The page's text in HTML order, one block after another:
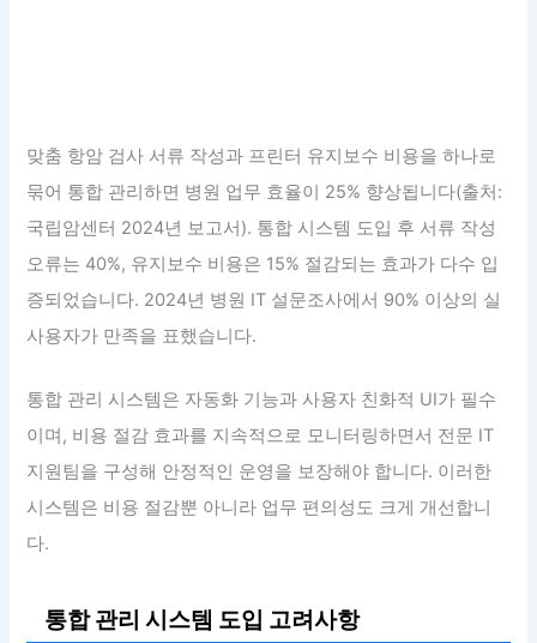
맞춤 항암 검사 서류 작성과 프린터 유지보수 비용을 하나로
묶어 통합 관리하면 병원 업무 효율이 25% 향상됩니다(출처:
국립암센터 2024년 보고서). 통합 시스템 도입 후 서류 작성
오류는 40%, 유지보수 비용은 15% 절감되는 효과가 다수 입
증되었습니다. 2024년 병원 IT 설문조사에서 90% 이상의 실
사용자가 만족을 표했습니다.
통합 관리 시스템은 자동화 기능과 사용자 친화적 UI가 필수
이며, 비용 절감 효과를 지속적으로 모니터링하면서 전문 IT
지원팀을 구성해 안정적인 운영을 보장해야 합니다. 이러한
시스템은 비용 절감뿐 아니라 업무 편의성도 크게 개선합니
다.
통합 관리 시스템 도입 고려사항